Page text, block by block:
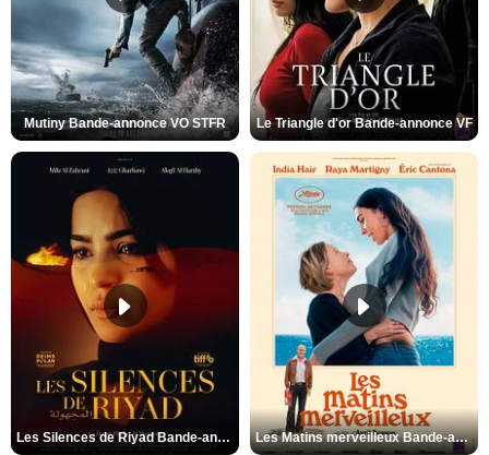
Mutiny Bande-annonce VO STFR Le Triangle d'or Bande-annonce VF
Les Silences de Riyad Bande-annonce VO STFR Les Matins merveilleux Bande-annonce VF